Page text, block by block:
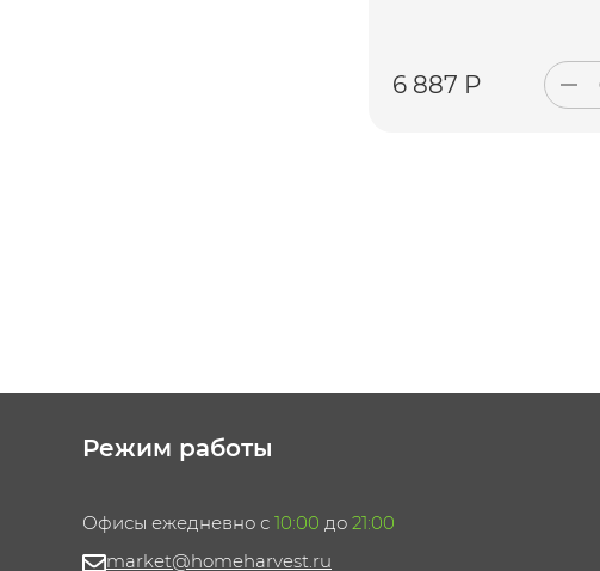
6 887 Р
Режим работы
Офисы ежедневно с 10:00 до 21:00
market@homeharvest.ru